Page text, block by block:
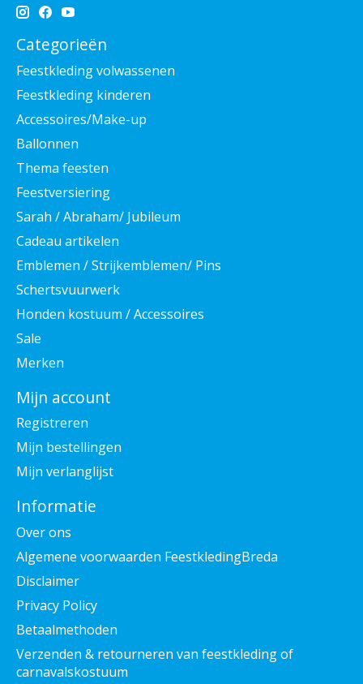
Categorieën
Feestkleding volwassenen
Feestkleding kinderen
Accessoires/Make-up
Ballonnen
Thema feesten
Feestversiering
Sarah / Abraham/ Jubileum
Cadeau artikelen
Emblemen / Strijkemblemen/ Pins
Schertsvuurwerk
Honden kostuum / Accessoires
Sale
Merken
Mijn account
Registreren
Mijn bestellingen
Mijn verlanglijst
Informatie
Over ons
Algemene voorwaarden FeestkledingBreda
Disclaimer
Privacy Policy
Betaalmethoden
Verzenden & retourneren van feestkleding of
carnavalskostuum